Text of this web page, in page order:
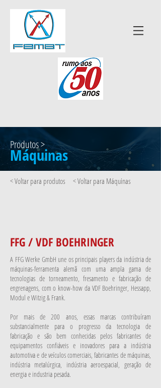
Produtos >
Máquinas
< Voltar para produtos < Voltar para Máquinas
FFG / VDF BOEHRINGER
A FFG Werke GmbH une os principais players da indústria de
máquinas-ferramenta alemã com uma ampla gama de
tecnologias de torneamento, fresamento e fabricação de
engrenagens, com o know-how da VDF Boehringer, Hessapp,
Modul e Witzig & Frank.
Por mais de 200 anos, essas marcas contribuíram
substancialmente para o progresso da tecnologia de
fabricação e são bem conhecidas pelos fabricantes de
equipamentos confiáveis e inovadores para a indústria
automotiva e de veículos comerciais, fabricantes de máquinas,
indústria metalúrgica, indústria aeroespacial, geração de
energia e industria pesada.